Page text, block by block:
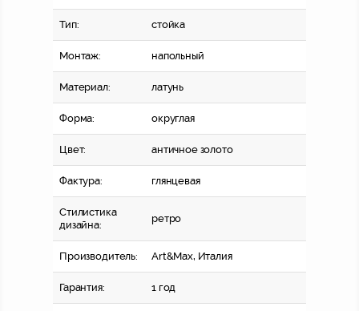
Тип: стойка
Монтаж: напольный
Материал: латунь
Форма: округлая
Цвет: античное золото
Фактура: глянцевая
Стилистика
дизайна:
ретро
Производитель: Art&Max, Италия
Гарантия: 1 год